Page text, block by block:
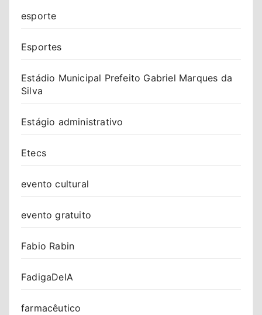
esporte
Esportes
Estádio Municipal Prefeito Gabriel Marques da
Silva
Estágio administrativo
Etecs
evento cultural
evento gratuito
Fabio Rabin
FadigaDeIA
farmacêutico